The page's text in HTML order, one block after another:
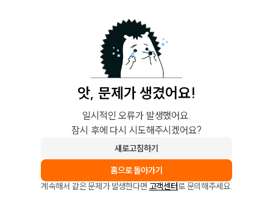
앗, 문제가 생겼어요!
일시적인 오류가 발생했어요.
잠시 후에 다시 시도해주시겠어요?
새로고침하기
홈으로 돌아가기
계속해서 같은 문제가 발생한다면 고객센터로 문의해주세요.